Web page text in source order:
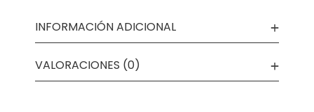
INFORMACIÓN ADICIONAL
VALORACIONES (0)